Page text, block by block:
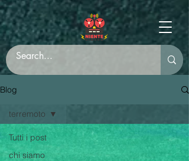
Blog
Tutti i post
chi siamo
terremoto